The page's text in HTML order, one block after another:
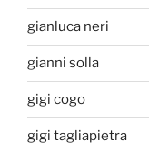
gianluca neri
gianni solla
gigi cogo
gigi tagliapietra